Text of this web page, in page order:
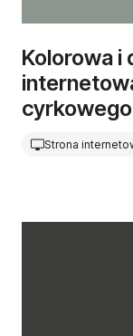
Kolorowa i
cyrkowego
Strona